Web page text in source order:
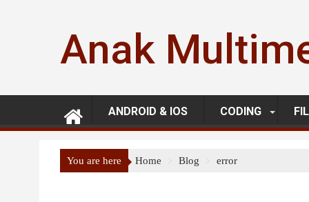
Anak
ANDROID & IOS CODING
You are here Home Blog error